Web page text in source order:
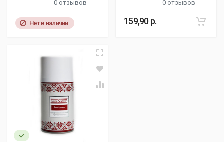
0 отзывов
Нет в наличии
0 отзывов
159,90 р.